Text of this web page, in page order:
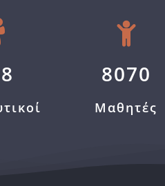
8070
Μαθητές